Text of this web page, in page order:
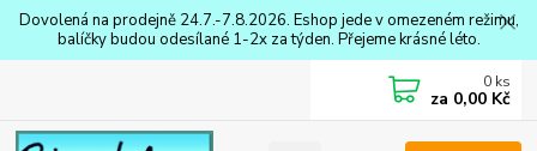
Dovolená na prodejně 24.7.-7.8.2026. Eshop jede v omezeném režimu,
balíčky budou odesílané 1-2x za týden. Přejeme krásné léto.
0 ks
za 0,00 Kč